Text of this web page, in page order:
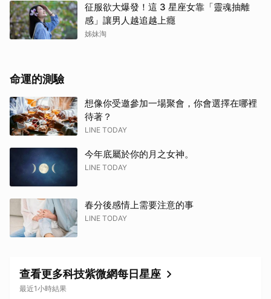
征服欲大爆發！這 3 星座女靠「靈魂抽離
感」讓男人越追越上癮
姊妹淘
命運的測驗
想像你受邀參加一場聚會，你會選擇在哪裡
待著？
LINE TODAY
今年底屬於你的月之女神。
LINE TODAY
春分後感情上需要注意的事
LINE TODAY
查看更多科技紫微網每日星座
最近1小時結果